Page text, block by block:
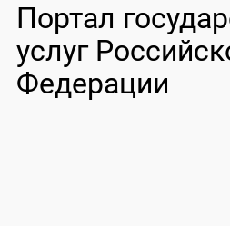
Портал
услуг
Федерации